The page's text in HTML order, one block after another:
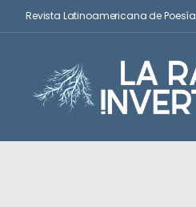
Revista Latinoamericana de Poesía